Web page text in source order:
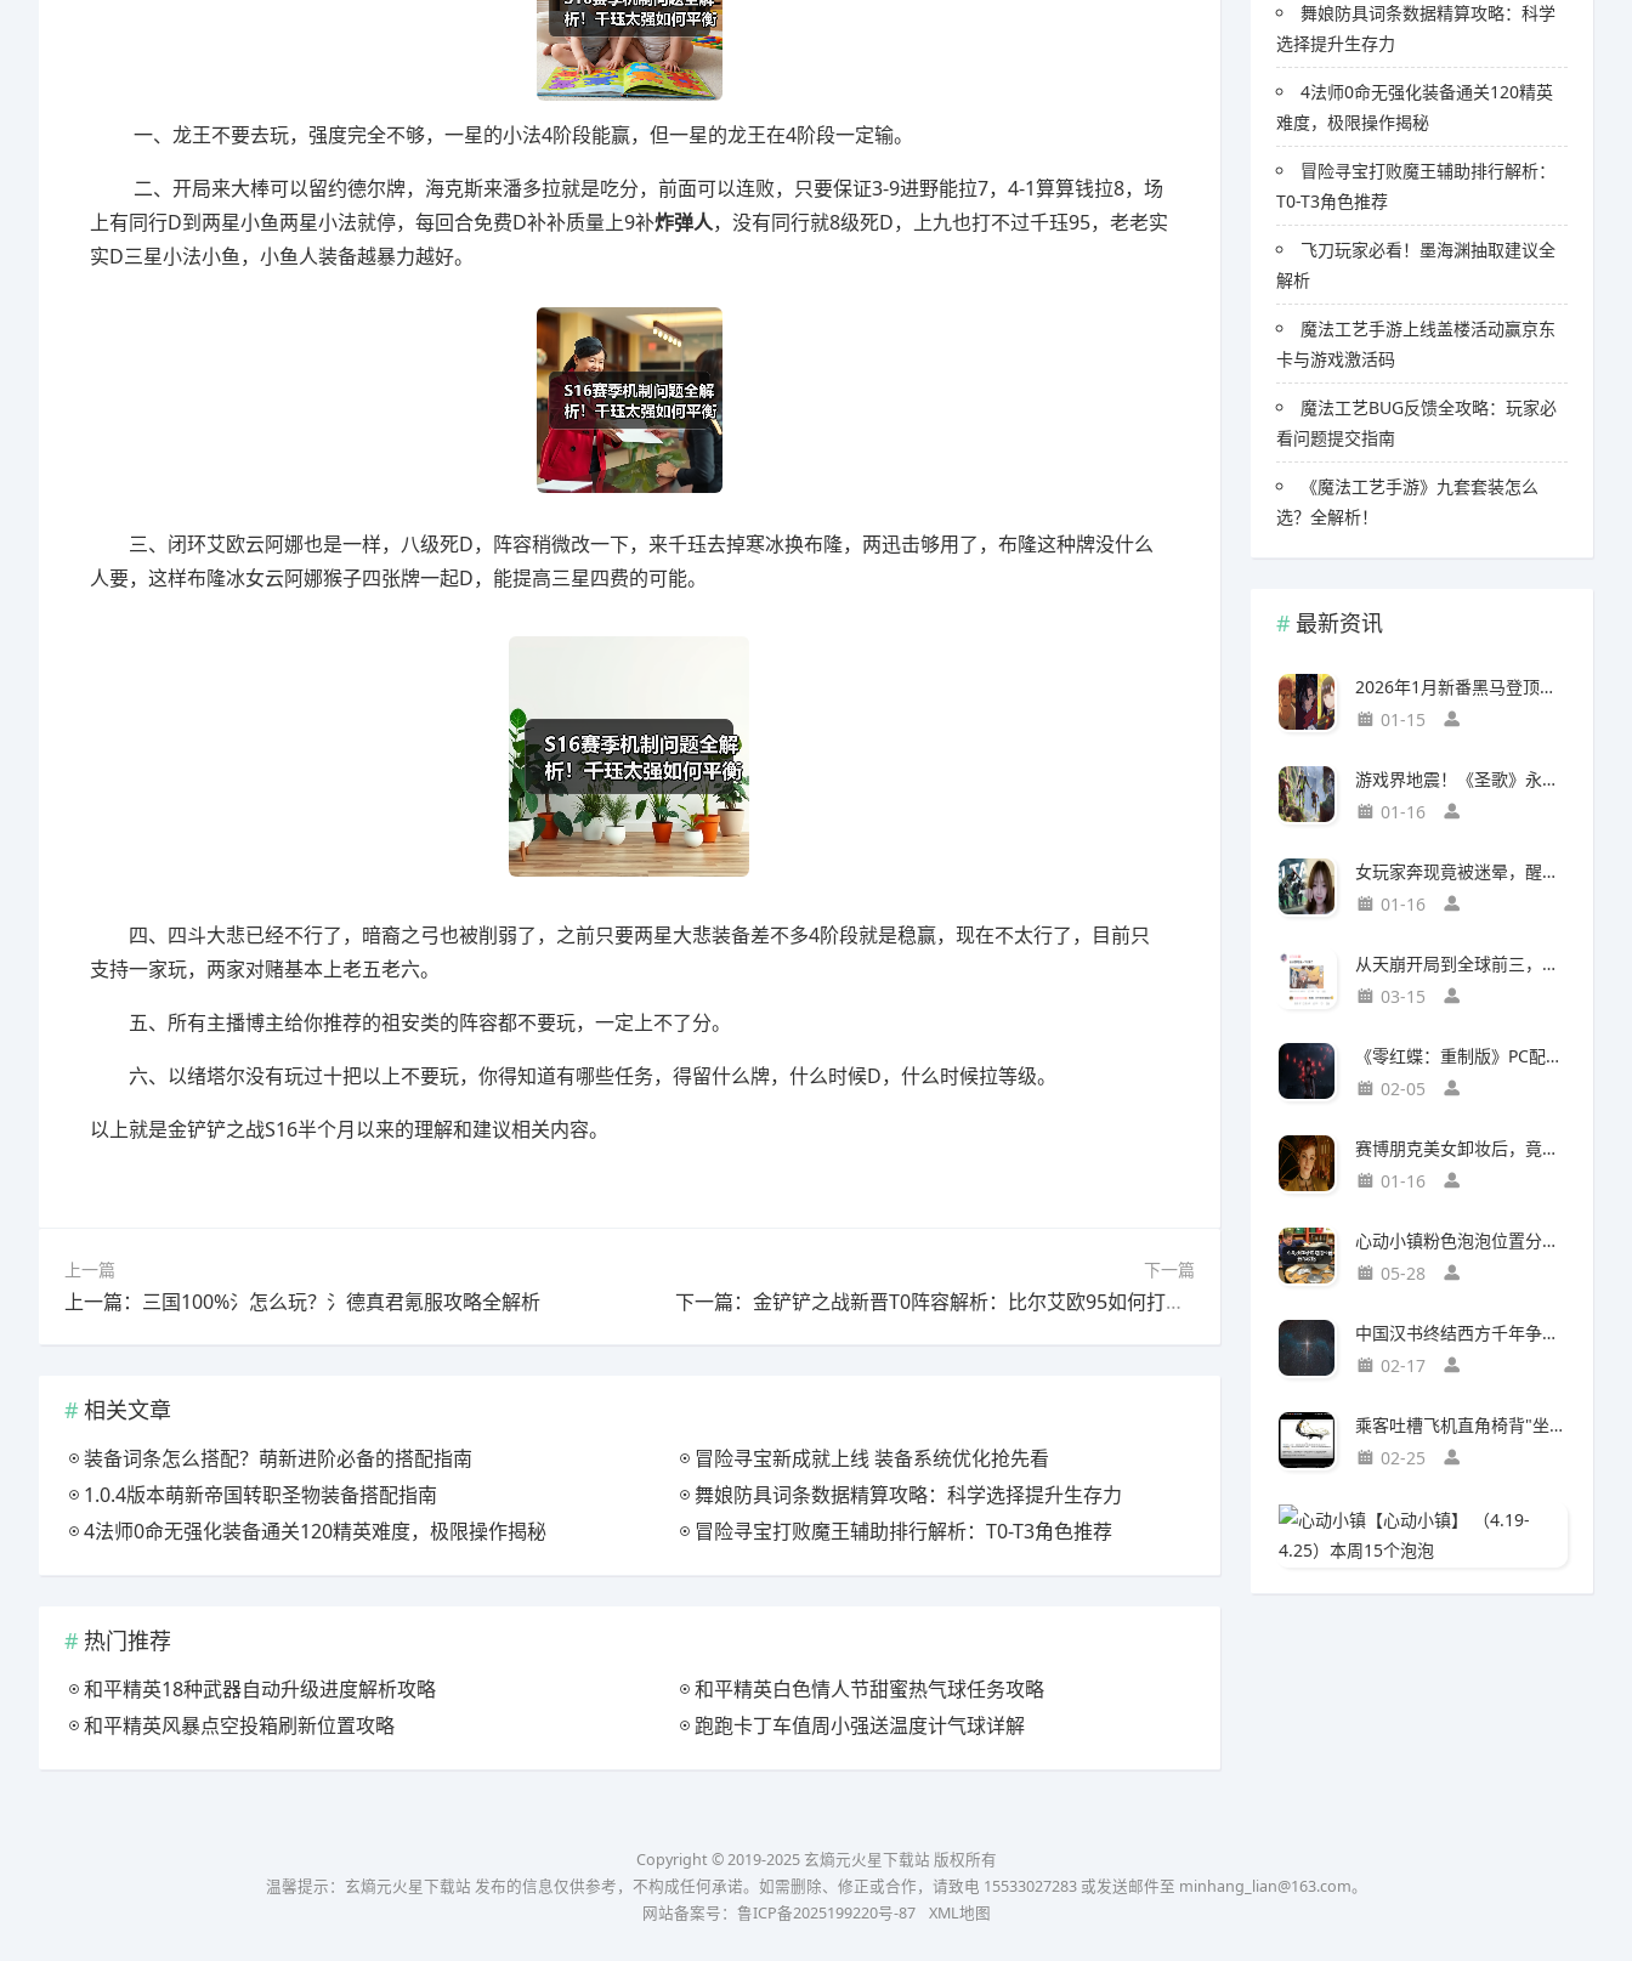
一、龙王不要去玩，强度完全不够，一星的小法4阶段能赢，但一星的龙王在4阶段一定输。
二、开局来大棒可以留约德尔牌，海克斯来潘多拉就是吃分，前面可以连败，只要保证3-9进野能拉7，4-1算算钱拉8，场
上有同行D到两星小鱼两星小法就停，每回合免费D补补质量上9补炸弹人，没有同行就8级死D，上九也打不过千珏95，老老实
实D三星小法小鱼，小鱼人装备越暴力越好。
三、闭环艾欧云阿娜也是一样，八级死D，阵容稍微改一下，来千珏去掉寒冰换布隆，两迅击够用了，布隆这种牌没什么
人要，这样布隆冰女云阿娜猴子四张牌一起D，能提高三星四费的可能。
四、四斗大悲已经不行了，暗裔之弓也被削弱了，之前只要两星大悲装备差不多4阶段就是稳赢，现在不太行了，目前只
支持一家玩，两家对赌基本上老五老六。
五、所有主播博主给你推荐的祖安类的阵容都不要玩，一定上不了分。
六、以绪塔尔没有玩过十把以上不要玩，你得知道有哪些任务，得留什么牌，什么时候D，什么时候拉等级。
以上就是金铲铲之战S16半个月以来的理解和建议相关内容。
上一篇
上一篇：三国100%氵怎么玩？氵德真君氪服攻略全解析
下一篇
下一篇：金铲铲之战新晋T0阵容解析：比尔艾欧95如何打造超高上限？
相关文章
装备词条怎么搭配？萌新进阶必备的搭配指南
冒险寻宝新成就上线 装备系统优化抢先看
1.0.4版本萌新帝国转职圣物装备搭配指南
舞娘防具词条数据精算攻略：科学选择提升生存力
4法师0命无强化装备通关120精英难度，极限操作揭秘
冒险寻宝打败魔王辅助排行解析：T0-T3角色推荐
热门推荐
和平精英18种武器自动升级进度解析攻略
和平精英白色情人节甜蜜热气球任务攻略
和平精英风暴点空投箱刷新位置攻略
跑跑卡丁车值周小强送温度计气球详解
舞娘防具词条数据精算攻略：科学
选择提升生存力
4法师0命无强化装备通关120精英
难度，极限操作揭秘
冒险寻宝打败魔王辅助排行解析：
T0-T3角色推荐
飞刀玩家必看！墨海渊抽取建议全
解析
魔法工艺手游上线盖楼活动赢京东
卡与游戏激活码
魔法工艺BUG反馈全攻略：玩家必
看问题提交指南
《魔法工艺手游》九套套装怎么
选？全解析！
最新资讯
2026年1月新番黑马登顶，竟然力压《咒术回战》拿下第一
01-15
游戏界地震！《圣歌》永久停服，《生化9》海报震撼亮相
01-16
女玩家奔现竟被迷晕，醒来后价值千万的游戏装备不翼而飞
01-16
从天崩开局到全球前三，这还是我认识的“少前2”？
03-15
《零红蝶：重制版》PC配置公开：推荐配置RTX2060 1080p/30帧
02-05
赛博朋克美女卸妆后，竟然比浓妆时更惊艳？
01-16
心动小镇粉色泡泡位置分布攻略
05-28
中国汉书终结西方千年争吵：伯利恒之星是真实存在
02-17
乘客吐槽飞机直角椅背"坐得浑身疼"!航司:座椅设计为飞行安全
02-25
Copyright © 2019-2025 玄熵元火星下载站 版权所有
温馨提示：玄熵元火星下载站 发布的信息仅供参考，不构成任何承诺。如需删除、修正或合作，请致电 15533027283 或发送邮件至 minhang_lian@163.com。
网站备案号： 鲁ICP备2025199220号-87 XML地图